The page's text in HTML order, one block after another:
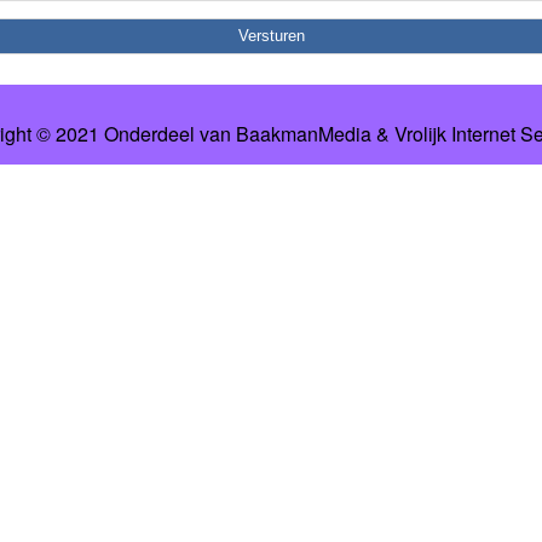
© 2021 Onderdeel van BaakmanMedia& Vrolijk Internet